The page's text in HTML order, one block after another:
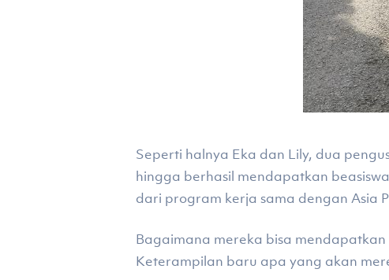
Seperti halnya Eka dan Lily, dua
hingga berhasil mendapatkan
dari program kerja sama dengan Asia
Bagaimana mereka bisa
Keterampilan baru apa yang akan